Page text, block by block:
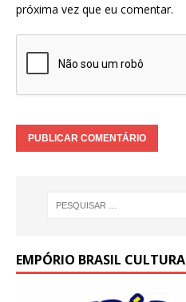
próxima vez que eu comentar.
EMPÓRIO BRASIL CULTURA